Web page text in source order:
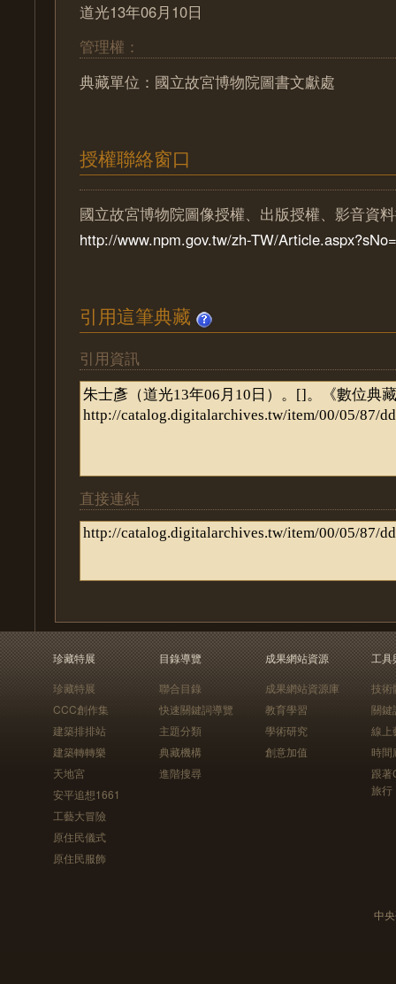
道光13年06月10日
管理權：
典藏單位：國立故宮博物院圖書文獻處
授權聯絡窗口
國立故宮博物院圖像授權、出版授權、影音資
http://www.npm.gov.tw/zh-TW/
引用這筆典藏
引用資訊
直接連結
珍藏特展
珍藏特展
CCC創作集
建築排排站
建築轉轉樂
天地宮
安平追想1661
工藝大冒險
原住民儀式
原住民服飾
目錄導覽
聯合目錄
快速關鍵詞導覽
主題分類
典藏機構
進階搜尋
成果網站資源
成果網站資源庫
教育學習
學術研究
創意加值
工具
技術
關鍵
線上
時間
跟
旅行
中